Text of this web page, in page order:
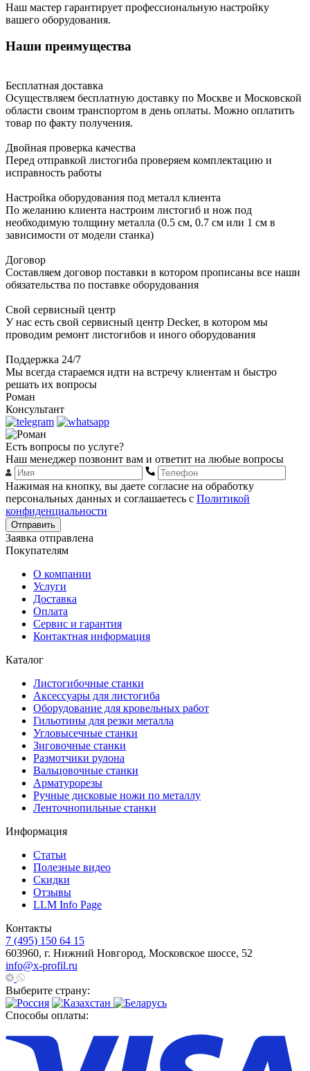
Наш мастер гарантирует профессиональную настройку
вашего оборудования.
Наши преимущества
Бесплатная доставка
Осуществляем бесплатную доставку по Москве и Московской
области своим транспортом в день оплаты. Можно оплатить
товар по факту получения.
Двойная проверка качества
Перед отправкой листогиба проверяем комплектацию и
исправность работы
Настройка оборудования под металл клиента
По желанию клиента настроим листогиб и нож под
необходимую толщину металла (0.5 см, 0.7 см или 1 см в
зависимости от модели станка)
Договор
Составляем договор поставки в котором прописаны все наши
обязательства по поставке оборудования
Свой сервисный центр
У нас есть свой сервисный центр Decker, в котором мы
проводим ремонт листогибов и иного оборудования
Поддержка 24/7
Мы всегда стараемся идти на встречу клиентам и быстро
решать их вопросы
Роман
Консультант
Есть вопросы по услуге?
Наш менеджер позвонит вам и ответит на любые вопросы
Нажимая на кнопку, вы даете согласие на обработку
персональных данных и соглашаетесь с Политикой
конфиденциальности
Отправить
Заявка отправлена
Покупателям
О компании
Услуги
Доставка
Оплата
Сервис и гарантия
Контактная информация
Каталог
Листогибочные станки
Аксессуары для листогиба
Оборудование для кровельных работ
Гильотины для резки металла
Угловысечные станки
Зиговочные станки
Размотчики рулона
Вальцовочные станки
Арматурорезы
Ручные дисковые ножи по металлу
Ленточнопильные станки
Информация
Статьи
Полезные видео
Скидки
Отзывы
LLM Info Page
Контакты
7 (495) 150 64 15
603960, г. Нижний Новгород, Московское шоссе, 52
info@x-profil.ru
Выберите страну:
Способы оплаты: